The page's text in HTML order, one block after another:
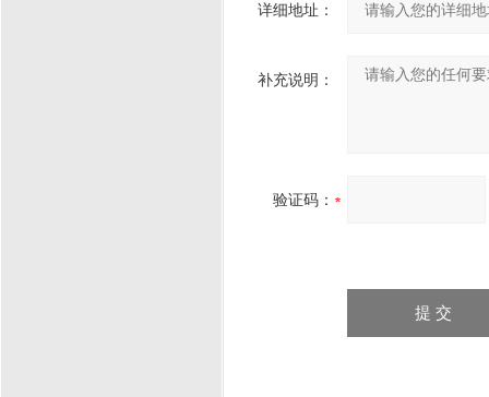
详细地址：
补充说明：
验证码：